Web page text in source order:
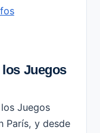
Juegos
Juegos
París, y desde